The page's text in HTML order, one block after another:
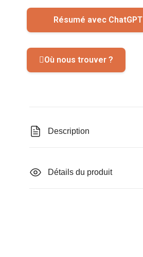
Résumé avec ChatGPT
Où nous trouver ?
Description
Détails du produit